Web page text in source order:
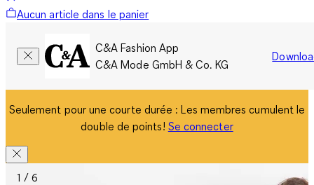
Aucun article dans le panier
C&A Fashion App
C&A Mode GmbH & Co. KG
Seulement pour une courte durée : Les membres cumulent le
double de points! Se connecter
1 / 6